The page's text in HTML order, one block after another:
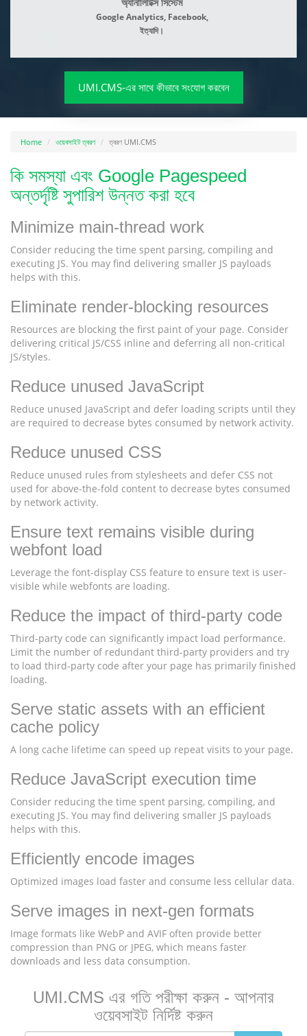
Google Analytics, Facebook,
ইত্যাদি।
UMI.CMS-এর সাথে কীভাবে সংযোগ করবেন
Home ওয়েবসাইট ত্বরণ ত্বরণ UMI.CMS
কি সমস্যা এবং Google Pagespeed
অন্তর্দৃষ্টি সুপারিশ উন্নত করা হবে
Minimize main-thread work
Consider reducing the time spent parsing, compiling and
executing JS. You may find delivering smaller JS payloads
helps with this.
Eliminate render-blocking resources
Resources are blocking the first paint of your page. Consider
delivering critical JS/CSS inline and deferring all non-critical
JS/styles.
Reduce unused JavaScript
Reduce unused JavaScript and defer loading scripts until they
are required to decrease bytes consumed by network activity.
Reduce unused CSS
Reduce unused rules from stylesheets and defer CSS not
used for above-the-fold content to decrease bytes consumed
by network activity.
Ensure text remains visible during
webfont load
Leverage the font-display CSS feature to ensure text is user-
visible while webfonts are loading.
Reduce the impact of third-party code
Third-party code can significantly impact load performance.
Limit the number of redundant third-party providers and try
to load third-party code after your page has primarily finished
loading.
Serve static assets with an efficient
cache policy
A long cache lifetime can speed up repeat visits to your page.
Reduce JavaScript execution time
Consider reducing the time spent parsing, compiling, and
executing JS. You may find delivering smaller JS payloads
helps with this.
Efficiently encode images
Optimized images load faster and consume less cellular data.
Serve images in next-gen formats
Image formats like WebP and AVIF often provide better
compression than PNG or JPEG, which means faster
downloads and less data consumption.
UMI.CMS এর গতি পরীক্ষা করুন - আপনার
ওয়েবসাইট নির্দিষ্ট করুন